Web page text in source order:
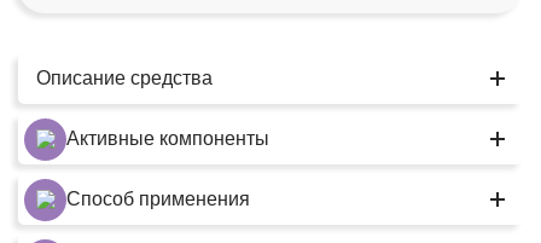
Описание средства
Активные компоненты
Способ применения